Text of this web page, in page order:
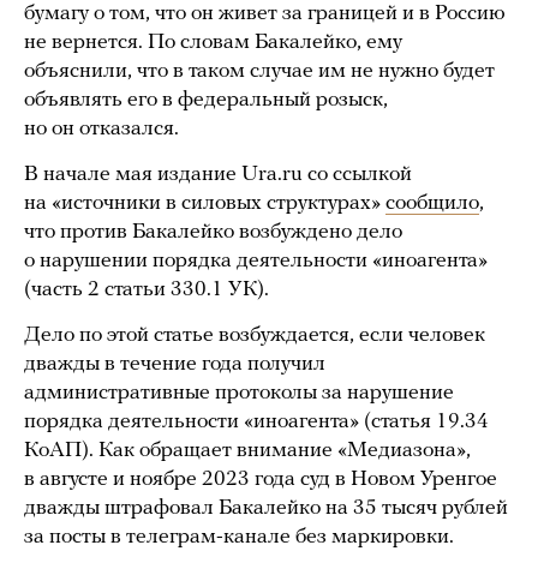
бумагу о том, что он живет за границей и в Россию
не вернется. По словам Бакалейко, ему
объяснили, что в таком случае им не нужно будет
объявлять его в федеральный розыск,
но он отказался.
В начале мая издание Ura.ru со ссылкой
на «источники в силовых структурах» сообщило,
что против Бакалейко возбуждено дело
о нарушении порядка деятельности «иноагента»
(часть 2 статьи 330.1 УК).
Дело по этой статье возбуждается, если человек
дважды в течение года получил
административные протоколы за нарушение
порядка деятельности «иноагента» (статья 19.34
КоАП). Как обращает внимание «Медиазона»,
в августе и ноябре 2023 года суд в Новом Уренгое
дважды штрафовал Бакалейко на 35 тысяч рублей
за посты в телеграм-канале без маркировки.